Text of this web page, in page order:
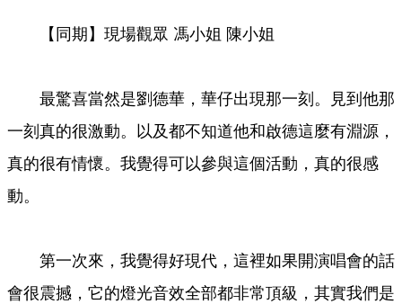
【同期】現場觀眾 馮小姐 陳小姐
最驚喜當然是劉德華，華仔出現那一刻。見到他那
一刻真的很激動。以及都不知道他和啟德這麼有淵源，
真的很有情懷。我覺得可以參與這個活動，真的很感
動。
第一次來，我覺得好現代，這裡如果開演唱會的話
會很震撼，它的燈光音效全部都非常頂級，其實我們是